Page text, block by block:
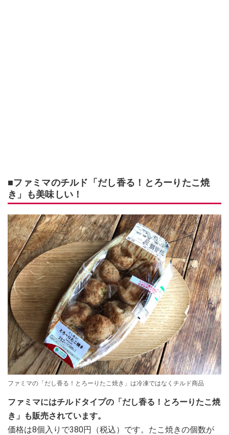
■ファミマのチルド「だし香る！とろーりたこ焼
き」も美味しい！
ファミマの「だし香る！とろーりたこ焼き」は冷凍ではなくチルド商品
ファミマにはチルドタイプの「だし香る！とろーりたこ焼
き」も販売されています。
価格は8個入りで380円（税込）です。たこ焼きの個数が